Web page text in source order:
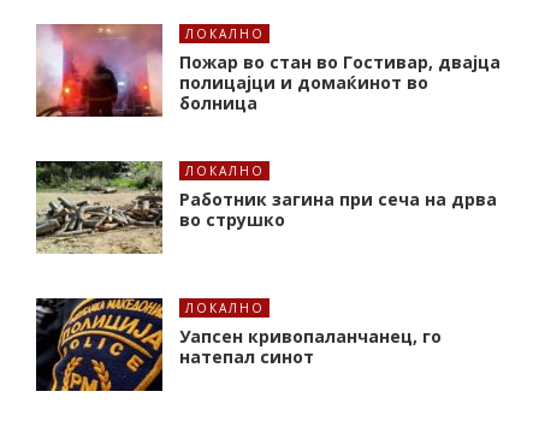
ЛОКАЛНО
Пожар во стан во Гостивар, двајца
полицајци и домаќинот во
болница
ЛОКАЛНО
Работник загина при сеча на дрва
во струшко
ЛОКАЛНО
Уапсен кривопаланчанец, го
натепал синот